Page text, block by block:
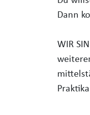
Dann
WIR